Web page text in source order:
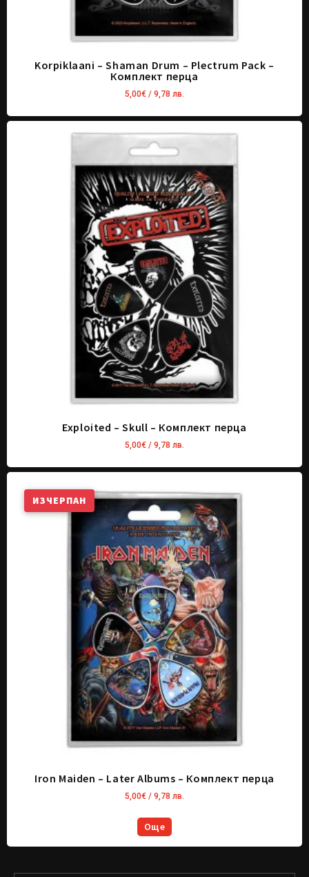
Korpiklaani – Shaman Drum – Plectrum Pack –
Комплект перца
5,00€ / 9,78 лв.
Exploited – Skull – Комплект перца
5,00€ / 9,78 лв.
ИЗЧЕРПАН
Iron Maiden – Later Albums – Комплект перца
5,00€ / 9,78 лв.
Още